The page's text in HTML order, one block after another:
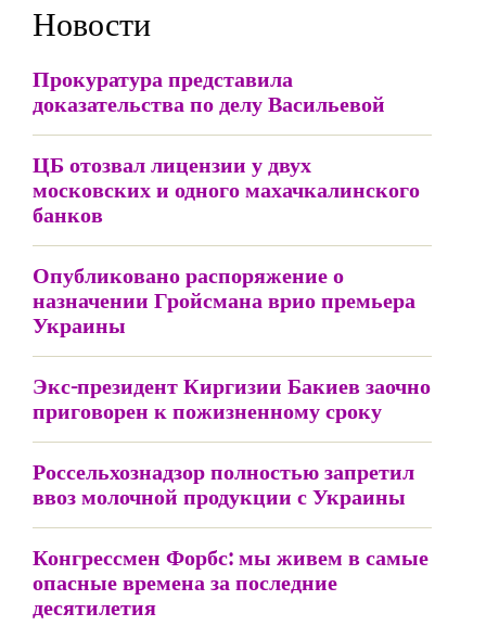
Новости
Прокуратура представила
доказательства по делу Васильевой
ЦБ отозвал лицензии у двух
московских и одного махачкалинского
банков
Опубликовано распоряжение о
назначении Гройсмана врио премьера
Украины
Экс-президент Киргизии Бакиев заочно
приговорен к пожизненному сроку
Россельхознадзор полностью запретил
ввоз молочной продукции с Украины
Конгрессмен Форбс: мы живем в самые
опасные времена за последние
десятилетия